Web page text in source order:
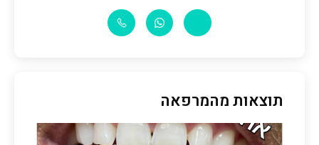
תוצאות מהמרפאה